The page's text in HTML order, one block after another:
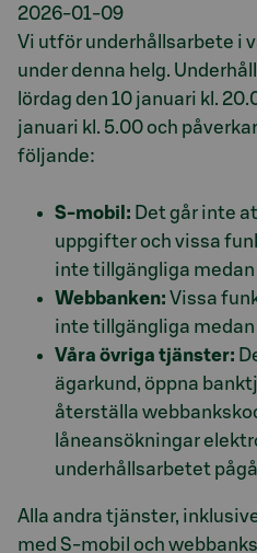
2026-01-09
Vi utför underhållsarbete i
under denna helg.
lördag den 10 januari kl.
januari kl. 5.00 och
följande:
S-mobil: Det går inte
uppgifter och vissa
inte tillgängliga
Webbanken: Vissa
inte tillgängliga
Våra övriga tjänster:
ägarkund, öppna
återställa
låneansökningar
underhållsarbetet
Alla andra tjänster,
med S-mobil och